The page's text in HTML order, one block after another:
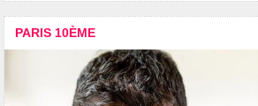
PARIS 10ÈME